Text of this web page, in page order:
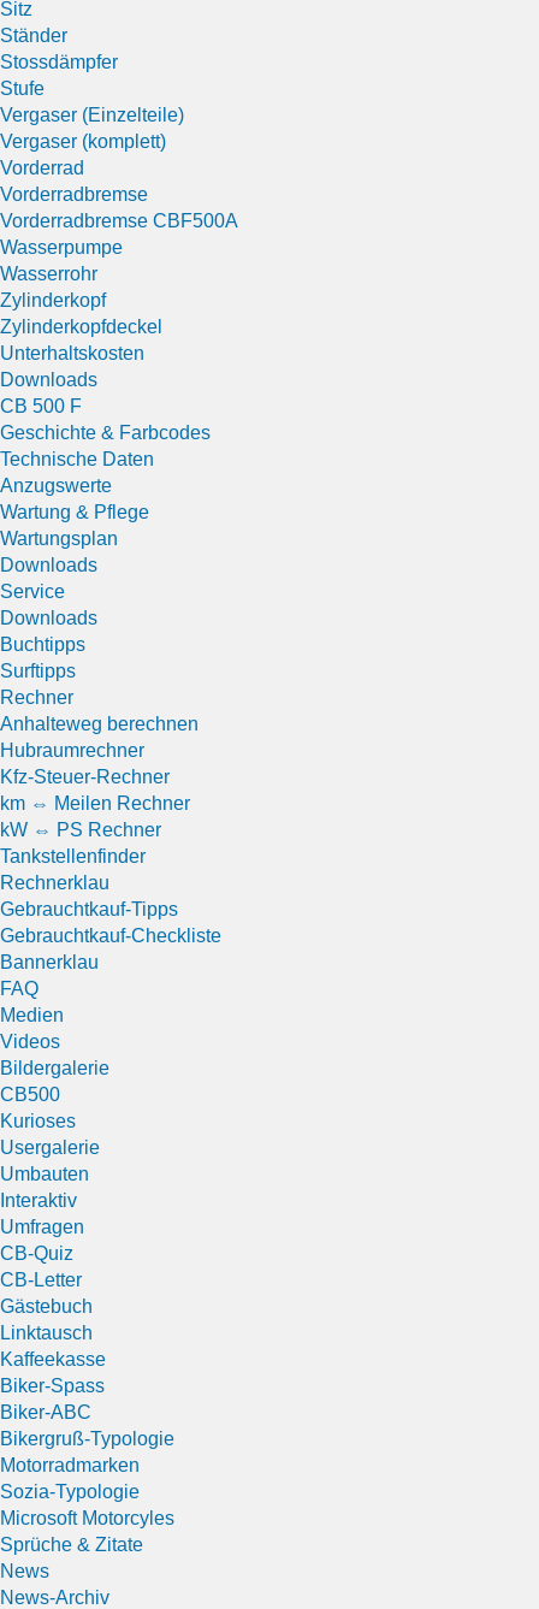
Sitz
Ständer
Stossdämpfer
Stufe
Vergaser (Einzelteile)
Vergaser (komplett)
Vorderrad
Vorderradbremse
Vorderradbremse CBF500A
Wasserpumpe
Wasserrohr
Zylinderkopf
Zylinderkopfdeckel
Unterhaltskosten
Downloads
CB 500 F
Geschichte & Farbcodes
Technische Daten
Anzugswerte
Wartung & Pflege
Wartungsplan
Downloads
Service
Downloads
Buchtipps
Surftipps
Rechner
Anhalteweg berechnen
Hubraumrechner
Kfz-Steuer-Rechner
km ⇔ Meilen Rechner
kW ⇔ PS Rechner
Tankstellenfinder
Rechnerklau
Gebrauchtkauf-Tipps
Gebrauchtkauf-Checkliste
Bannerklau
FAQ
Medien
Videos
Bildergalerie
CB500
Kurioses
Usergalerie
Umbauten
Interaktiv
Umfragen
CB-Quiz
CB-Letter
Gästebuch
Linktausch
Kaffeekasse
Biker-Spass
Biker-ABC
Bikergruß-Typologie
Motorradmarken
Sozia-Typologie
Microsoft Motorcyles
Sprüche & Zitate
News
News-Archiv